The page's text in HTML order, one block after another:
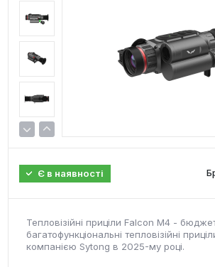
Є в наявності
Тепловізійні приціли Falcon M4 -
багатофункціональні тепловізійні
компанією Sytong в 2025-му році.